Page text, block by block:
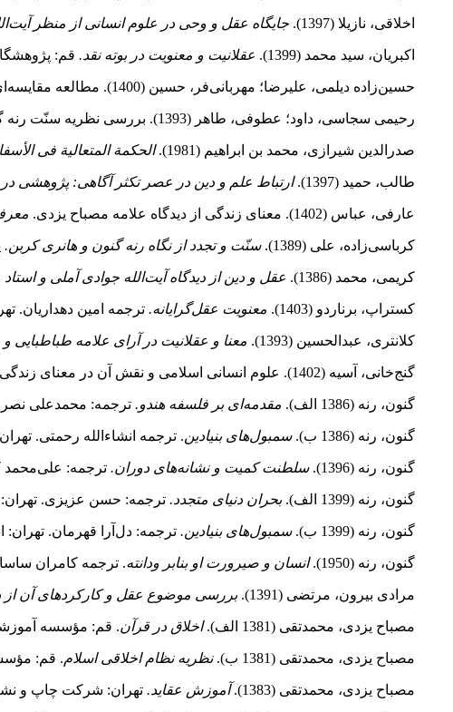
اخلاقی، نازیلا (1397). جایگاه عقل و وحی در علوم انسانی از منظر
اکبریان، سید محمد (1399). عقلانیت و معنویت در بوته نقد. قم:
حسین‌زاده دیلمی، علیرضا؛ مهربانی‌فر، حسین (1400). مطالعه
رحیمی سجاسی، داود؛ عطوفی، طاهر (1393). بررسی نظریه سنّت رنه گنون؛ سنّت به‌مثابه دال محوری.
صدرالدین شیرازی، محمد بن ابراهیم (1981). الحکمة المتعالیة فی
طالب، حمید (1397). ارتباط علم و دین در عصر تکثر آگاهی: پژوهشی
عارفی، عباس (1402). معنای زندگی از دیدگاه علامه مصباح یزدی.
کرباسی‌زاده، علی (1389). سنّت و تجدد از نگاه رنه گنون و هانری کربن.
کریمی، محمد (1386). عقل و دین از دیدگاه آیت‌الله جوادی آملی و
کستراپ، برناردو (1403). معنویت عقلگرایانه. ترجمه امین دهداریان.
کلانتری، عبدالحسین (1393). معنا و عقلانیت در آرای علامه طباطبایی و
گنج‌‌خانی، آسیه (1402). علوم انسانی اسلامی و نقش آن در معنای زندگی از دیدگاه علامه مصباح یزدی.
گنون، رنه (1386 الف). مقدمه‌ای بر فلسفه هندو. ترجمه‌: محمدعلی نصر.
گنون، رنه (1386 ب). سمبول‌های بنیادین. ترجمه انشاءالله رحمتی.
گنون، رنه (1396). سلطنت کمیت و نشانه‌های دوران. ترجمه: علی‌‌محمد
گنون، رنه (1399 الف). بحران دنیای متجدد. ترجمه: حسن عزیزی.
گنون، رنه (1399 ب). سمبول‌های بنیادین. ترجمه: دل‌‌آرا قهرمان.
گنون، رنه (1950). انسان و صیرورت او بنابر ودانته. ترجمه کامران
مرادی بیرون، مرتضی (1391). بررسی موضوع عقل و کارکردهای آن از
مصباح یزدی، محمدتقی (1381 الف). اخلاق در قرآن. قم: مؤسسه
مصباح یزدی، محمدتقی (1381 ب). نظریه نظام اخلاقی اسلام. قم:
مصباح یزدی، محمدتقی (1383). آموزش عقاید. تهران: شرکت چاپ و